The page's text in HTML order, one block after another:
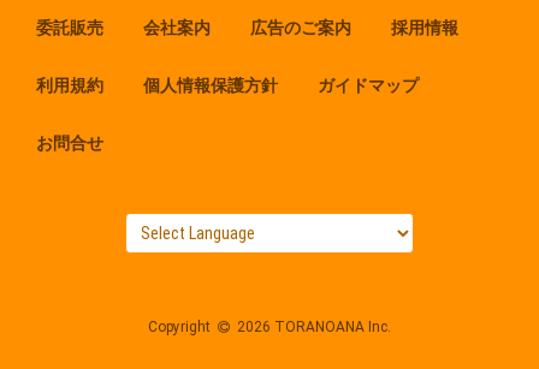
委託販売 会社案内 広告のご案内 採用情報
利用規約 個人情報保護方針 ガイドマップ
お問合せ
Copyright 2026 TORANOANA Inc.